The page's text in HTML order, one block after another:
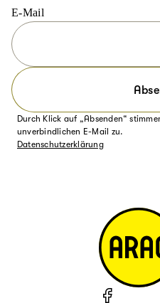
E-Mail
Durch Klick auf „Absenden“
unverbindlichen E-Mail zu.
Datenschutzerklärung